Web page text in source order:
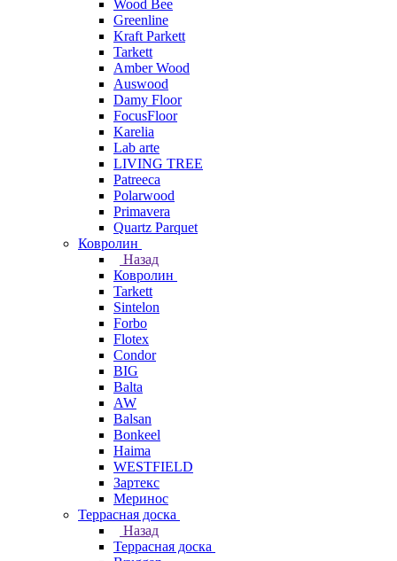
Wood Bee
Greenline
Kraft Parkett
Tarkett
Amber Wood
Auswood
Damy Floor
FocusFloor
Karelia
Lab arte
LIVING TREE
Patreeca
Polarwood
Primavera
Quartz Parquet
Ковролин
Назад
Ковролин
Tarkett
Sintelon
Forbo
Flotex
Condor
BIG
Balta
AW
Balsan
Bonkeel
Haima
WESTFIELD
Зартекс
Меринос
Террасная доска
Назад
Террасная доска